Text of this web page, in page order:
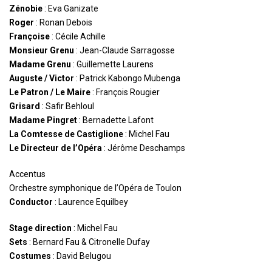
Zénobie: Eva Ganizate
Roger : Ronan Debois
Françoise: Cécile Achille
Monsieur Grenu : Jean-Claude Sarragosse
Madame Grenu : Guillemette Laurens
Auguste / Victor : Patrick Kabongo Mubenga
Le Patron / Le Maire: François Rougier
Grisard : Safir Behloul
Madame Pingret: Bernadette Lafont
La Comtesse de Castiglione: Michel Fau
Le Directeur de l’Opéra : Jérôme Deschamps
Accentus
Orchestre symphonique de l’Opéra de Toulon
Conductor : Laurence Equilbey
Stage direction : Michel Fau
Sets : Bernard Fau & Citronelle Dufay
Costumes : David Belugou